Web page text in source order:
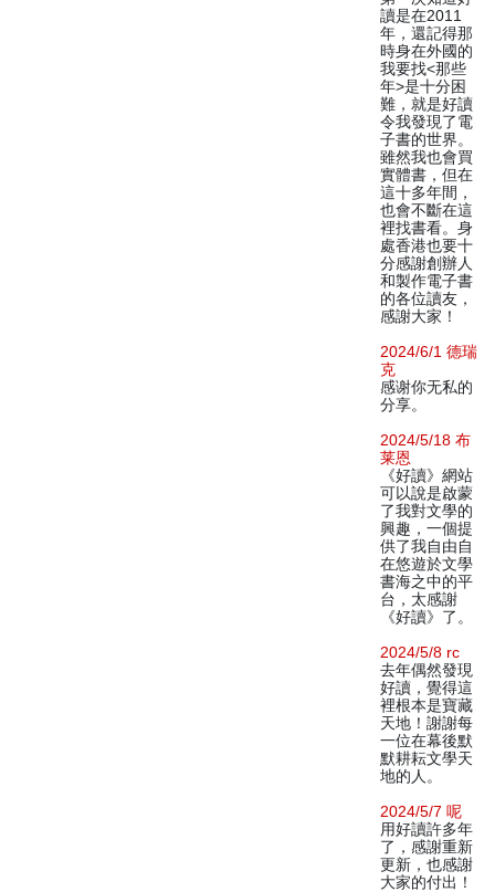
讀是在2011
年，還記得那
時身在外國的
我要找<那些
年>是十分困
難，就是好讀
令我發現了電
子書的世界。
雖然我也會買
實體書，但在
這十多年間，
也會不斷在這
裡找書看。身
處香港也要十
分感謝創辦人
和製作電子書
的各位讀友，
感謝大家！
2024/6/1 德瑞
克
感谢你无私的
分享。
2024/5/18 布
莱恩
《好讀》網站
可以說是啟蒙
了我對文學的
興趣，一個提
供了我自由自
在悠遊於文學
書海之中的平
台，太感謝
《好讀》了。
2024/5/8 rc
去年偶然發現
好讀，覺得這
裡根本是寶藏
天地！謝謝每
一位在幕後默
默耕耘文學天
地的人。
2024/5/7 呢
用好讀許多年
了，感謝重新
更新，也感謝
大家的付出！